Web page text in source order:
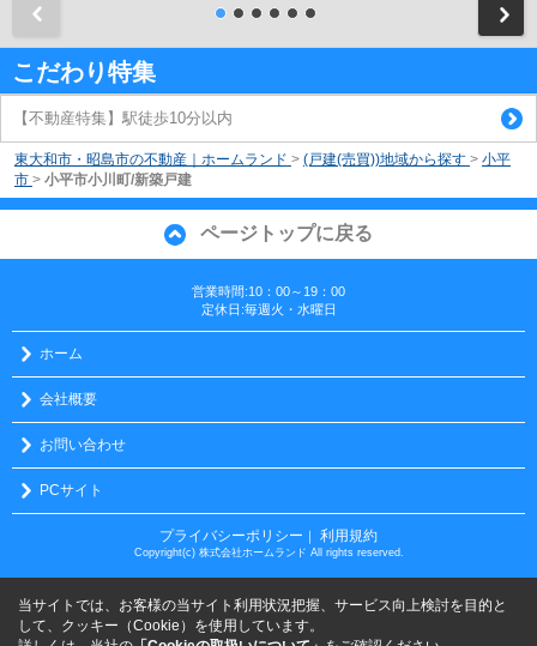
こだわり特集
【不動産特集】駅徒歩10分以内
東大和市・昭島市の不動産｜ホームランド > (戸建(売買))地域から探す > 小平
市 > 小平市小川町/新築戸建
ページトップに戻る
営業時間:10：00～19：00
定休日:毎週火・水曜日
ホーム
会社概要
お問い合わせ
PCサイト
プライバシーポリシー ｜ 利用規約
Copyright(c) 株式会社ホームランド All rights reserved.
当サイトでは、お客様の当サイト利用状況把握、サービス向上検討を目的と
して、クッキー（Cookie）を使用しています。